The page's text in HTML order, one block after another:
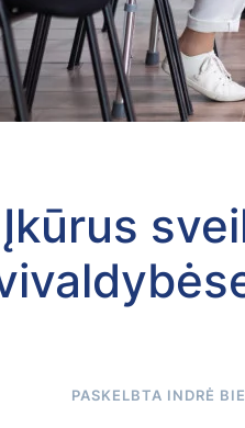
Įkūrus
PASKELBTA INDRĖ